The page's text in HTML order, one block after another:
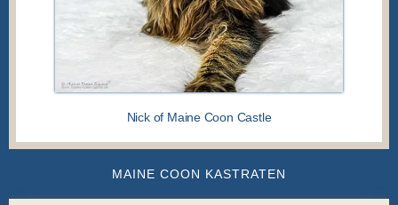
Nick of Maine Coon Castle
MAINE COON KASTRATEN